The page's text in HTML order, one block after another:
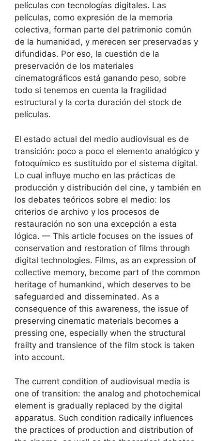
películas con tecnologías digitales. Las
películas, como expresión de la memoria
colectiva, forman parte del patrimonio común
de la humanidad, y merecen ser preservadas y
difundidas. Por eso, la cuestión de la
preservación de los materiales
cinematográficos está ganando peso, sobre
todo si tenemos en cuenta la fragilidad
estructural y la corta duración del stock de
películas.
El estado actual del medio audiovisual es de
transición: poco a poco el elemento analógico y
fotoquímico es sustituido por el sistema digital.
Lo cual influye mucho en las prácticas de
producción y distribución del cine, y también en
los debates teóricos sobre el medio: los
criterios de archivo y los procesos de
restauración no son una excepción a esta
lógica. — This article focuses on the issues of
conservation and restoration of films through
digital technologies. Films, as an expression of
collective memory, become part of the common
heritage of humankind, which deserves to be
safeguarded and disseminated. As a
consequence of this awareness, the issue of
preserving cinematic materials becomes a
pressing one, especially when the structural
frailty and transience of the film stock is taken
into account.
The current condition of audiovisual media is
one of transition: the analog and photochemical
element is gradually replaced by the digital
apparatus. Such condition radically influences
the practices of production and distribution of